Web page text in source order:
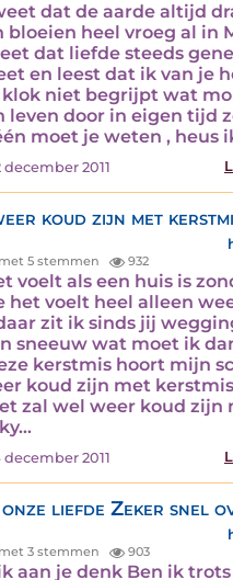
dat de aarde altijd
bloeien heel vroeg al in
dat liefde steeds
en leest dat ik van je
niet begrijpt wat
leven door in eigen tijd
moet je weten , heus
december 2011
koud zijn met
5 stemmen 932
voelt als een huis is
het voelt heel alleen
zit ik sinds jij
sneeuw wat moet ik
kerstmis hoort mijn
koud zijn met
zal wel weer koud zijn
december 2011
liefde Zeker snel
3 stemmen 903
aan je denk Ben ik